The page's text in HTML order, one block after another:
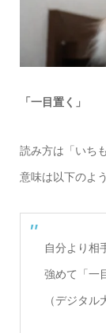
「一目置く」
読み方は「いち
意味は以下のよ
自分より相
強めて「一
（デジタル